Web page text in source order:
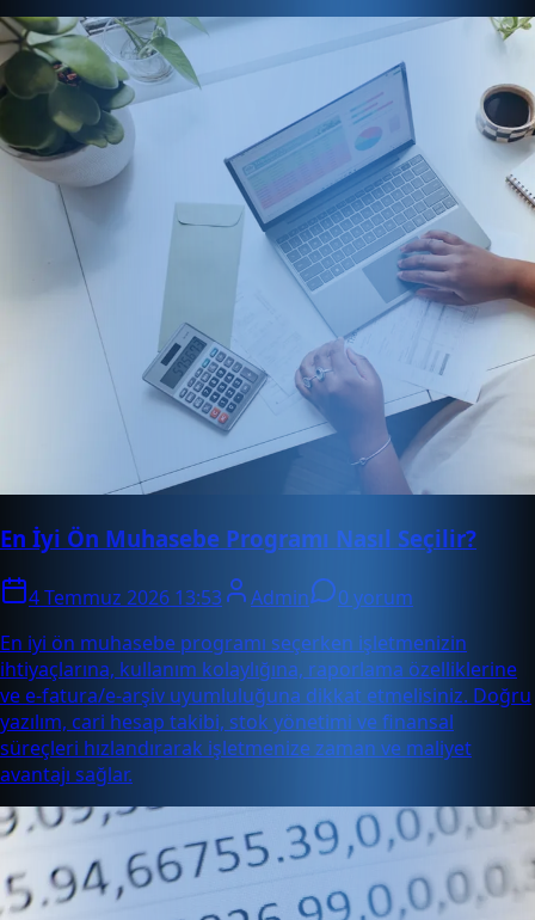
En İyi Ön Muhasebe Programı Nasıl Seçilir?
4 Temmuz 2026 13:53 Admin
0 yorum
En iyi ön muhasebe programı seçerken işletmenizin
ihtiyaçlarına, kullanım kolaylığına, raporlama özelliklerine
ve e-fatura/e-arşiv uyumluluğuna dikkat etmelisiniz. Doğru
yazılım, cari hesap takibi, stok yönetimi ve finansal
süreçleri hızlandırarak işletmenize zaman ve maliyet
avantajı sağlar.